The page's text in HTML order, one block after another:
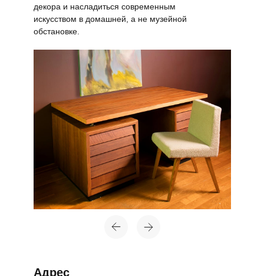
Адрес
декора и насладиться современным
искусством в домашней, а не музейной
обстановке.